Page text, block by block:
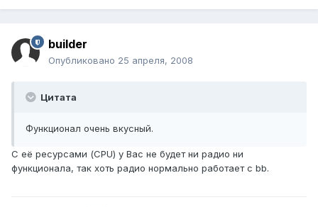
builder
Опубликовано 25 апреля, 2008
Цитата
Функционал очень вкусный.
С её ресурсами (CPU) у Вас не будет ни радио ни
функционала, так хоть радио нормально работает с bb.